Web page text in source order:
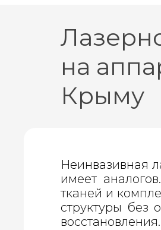
на
Крыму
Неинвазивная
имеет
тканей и
структуры без
восстановления.